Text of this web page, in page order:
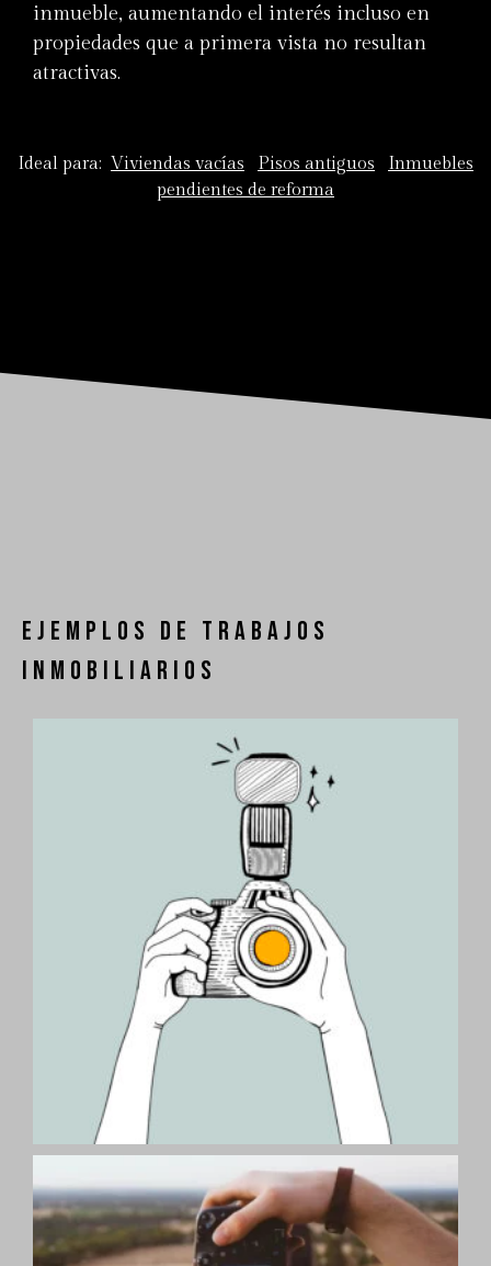
inmueble, aumentando el interés incluso en
propiedades que a primera vista no resultan
atractivas.
Ideal para: Viviendas vacías Pisos antiguos
Inmuebles
pendientes de reforma
Ejemplos de trabajos
inmobiliarios